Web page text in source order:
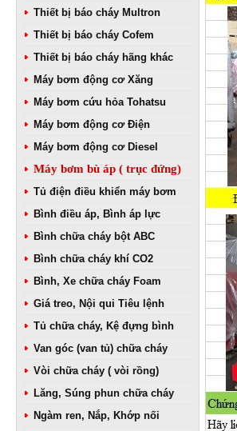
Thiết bị báo cháy Multron
Thiết bị báo cháy Cofem
Thiết bị báo cháy hãng khác
Máy bơm động cơ Xăng
Máy bơm cứu hỏa Tohatsu
Máy bơm động cơ Điện
Máy bơm động cơ Diesel
Máy bơm bù áp ( trục đứng)
Tủ điện điều khiển máy bơm
Bình điều áp, Bình áp lực
Bình chữa cháy bột ABC
Bình chữa cháy khí CO2
Bình, Xe chữa cháy Foam
Giá treo, Nội qui Tiêu lệnh
Tủ chữa cháy, Kệ đựng bình
Van góc (van tủ) chữa cháy
Vòi chữa cháy ( vòi rồng)
Lăng, Súng phun chữa cháy
Ngàm ren, Nắp, Khớp nối